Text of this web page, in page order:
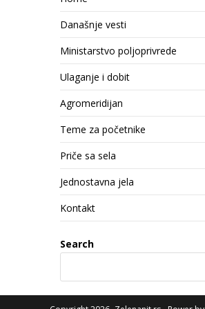
Današnje vesti
Ministarstvo poljoprivrede
Ulaganje i dobit
Agromeridijan
Teme za početnike
Priče sa sela
Jednostavna jela
Kontakt
Search